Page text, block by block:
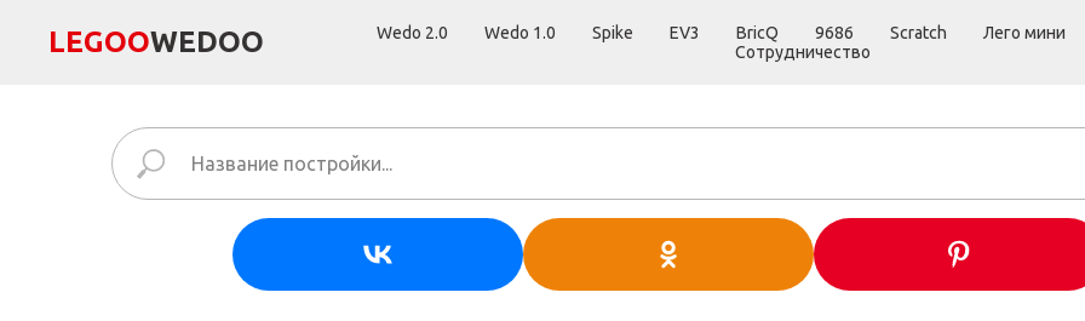
LEGООWEDОО Wedo 2.0 Wedo 1.0 Spike EV3 BricQ 9686 Scratch
Лего мини
Сотрудничество